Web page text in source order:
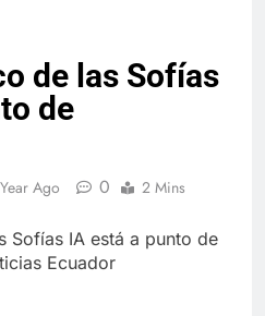
de las Sofías
de
Ago 0 2 Mins